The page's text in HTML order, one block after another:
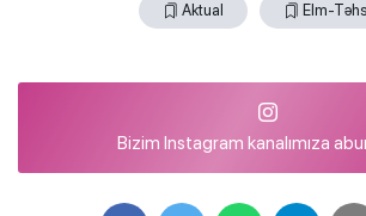
Aktual Elm-
Bizim Instagram kanalımıza